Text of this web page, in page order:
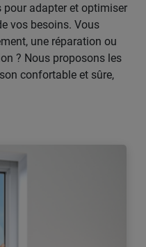
adapter et optimiser
vos besoins. Vous
une réparation ou
? Nous proposons les
confortable et sûre,